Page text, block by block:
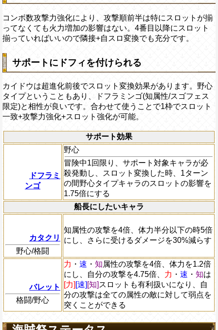
コンボ数攻撃力強化により、攻撃順前半は特にスロットが揃
ってなくても火力増加の影響はない。4番目以降にスロット
揃っていればいいので隣接+自スロ変換でも充分です。
サポートにドフィを付けられる
カイドウは超進化前後でスロット変換効果があります。野心
タイプということもあり、ドフラミンゴ(知属性/スゴフェス
限定)と相性が良いです。合わせて使うことで1枠でスロット
一致+攻撃力強化+スロット強化が可能。
サポート効果
ドフラミ
ンゴ
野心
冒険中1回限り、サポート対象キャラが必
殺発動し、スロット変換した時、1ターン
の間野心タイプキャラのスロットの影響を
1.75倍にする
船長にしたいキャラ
カタクリ
野心/格闘
知属性の攻撃を4倍、体力半分以下の時5倍
にし、さらに受けるダメージを30%減らす
バレット
格闘/野心
力 ・ 速 ・ 知属性の攻撃を4倍、体力を1.2倍
にし、自分の攻撃を4.75倍、 力 ・ 速 ・ 知は
[力] [速] [知] スロットも有利扱いになり、自
分の攻撃は全ての属性の敵に対して弱点を
突くことができる